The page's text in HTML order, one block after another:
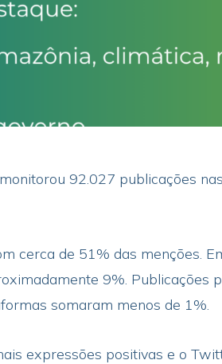
92.027 publicações
cerca de 51% das menções.
9%. Publicações
somaram menos de 1%.
expressões positivas e o